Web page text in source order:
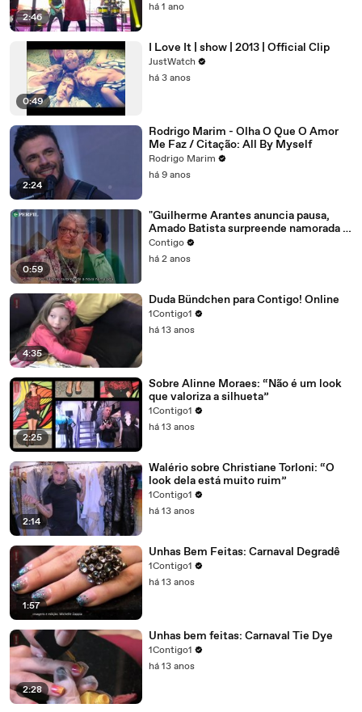
2:46
há 1 ano
0:49
I Love It | show | 2013 | Official Clip
JustWatch
há 3 anos
2:24
Rodrigo Marim - Olha O Que O Amor
Me Faz / Citação: All By Myself
Rodrigo Marim
há 9 anos
0:59
"Guilherme Arantes anuncia pausa,
Amado Batista surpreende namorada e
Yuri Lima declara amor"
Contigo
há 2 anos
4:35
Duda Bündchen para Contigo! Online
1Contigo1
há 13 anos
2:25
Sobre Alinne Moraes: “Não é um look
que valoriza a silhueta”
1Contigo1
há 13 anos
2:14
Walério sobre Christiane Torloni: “O
look dela está muito ruim”
1Contigo1
há 13 anos
1:57
Unhas Bem Feitas: Carnaval Degradê
1Contigo1
há 13 anos
2:28
Unhas bem feitas: Carnaval Tie Dye
1Contigo1
há 13 anos